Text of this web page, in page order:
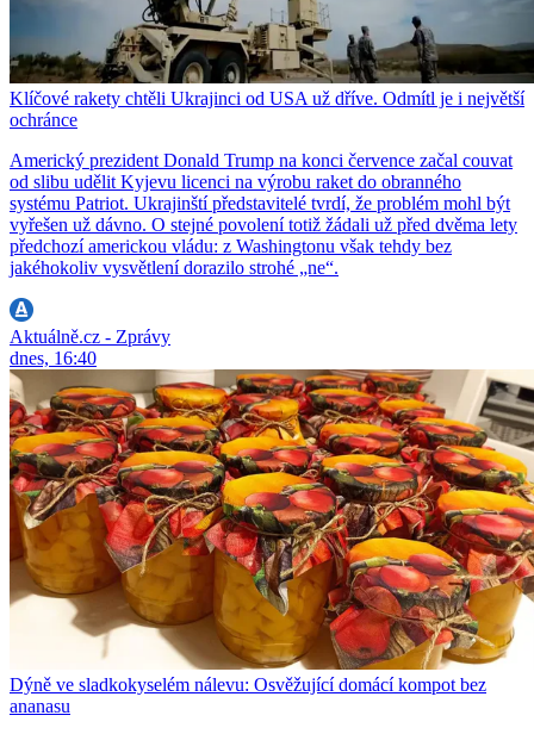
Klíčové rakety chtěli Ukrajinci od USA už dříve. Odmítl je i největší
ochránce
Americký prezident Donald Trump na konci července začal couvat
od slibu udělit Kyjevu licenci na výrobu raket do obranného
systému Patriot. Ukrajinští představitelé tvrdí, že problém mohl být
vyřešen už dávno. O stejné povolení totiž žádali už před dvěma lety
předchozí americkou vládu: z Washingtonu však tehdy bez
jakéhokoliv vysvětlení dorazilo strohé „ne“.
Aktuálně.cz - Zprávy
dnes, 16:40
Dýně ve sladkokyselém nálevu: Osvěžující domácí kompot bez
ananasu